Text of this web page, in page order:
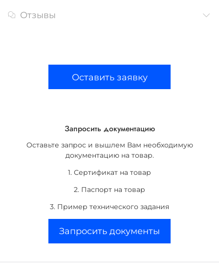
Отзывы
Оставить заявку
Запросить документацию
Оставьте запрос и вышлем Вам необходимую
документацию на товар.
1. Сертификат на товар
2. Паспорт на товар
3. Пример технического задания
Запросить документы